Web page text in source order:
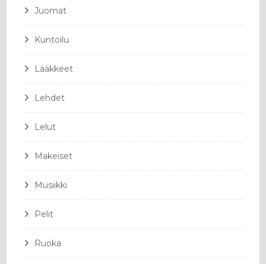
Juomat
Kuntoilu
Lääkkeet
Lehdet
Lelut
Makeiset
Musiikki
Pelit
Ruoka